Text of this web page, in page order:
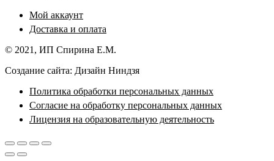
Мой аккаунт
Доставка и оплата
© 2021, ИП Спирина Е.М.
Создание сайта: Дизайн Ниндзя
Политика обработки персональных данных
Согласие на обработку персональных данных
Лицензия на образовательную деятельность